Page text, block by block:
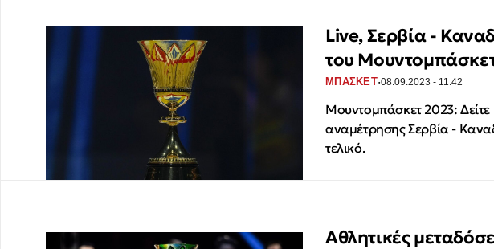
Live, Σερβία -
του
ΜΠΑΣΚΕΤ·08.09.2023 - 11:42
Μουντομπάσκετ 2023: Δείτε
αναμέτρησης Σερβία -
τελικό.
Αθλητικές